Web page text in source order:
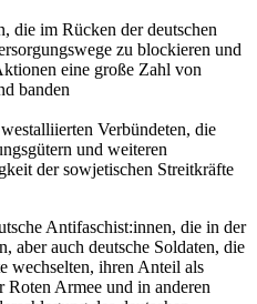
die im Rücken der deutschen
zu blockieren und
eine große Zahl von
banden
Verbündeten, die
und weiteren
der sowjetischen Streitkräfte
Antifaschist:innen, die in der
aber auch deutsche Soldaten, die
wechselten, ihren Anteil als
Roten Armee und in anderen